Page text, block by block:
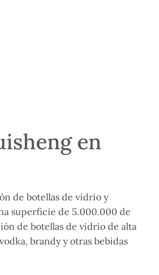
en
de botellas de vidrio y
superficie de 5.000.000 de
de botellas de vidrio de alta
brandy y otras bebidas